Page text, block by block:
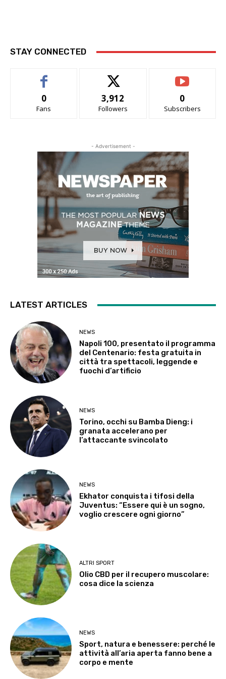
STAY CONNECTED
0
Fans
3,912
Followers
0
Subscribers
- Advertisement -
LATEST ARTICLES
NEWS
Napoli 100, presentato il programma
del Centenario: festa gratuita in
città tra spettacoli, leggende e
fuochi d’artificio
NEWS
Torino, occhi su Bamba Dieng: i
granata accelerano per
l’attaccante svincolato
NEWS
Ekhator conquista i tifosi della
Juventus: “Essere qui è un sogno,
voglio crescere ogni giorno”
ALTRI SPORT
Olio CBD per il recupero muscolare:
cosa dice la scienza
NEWS
Sport, natura e benessere: perché le
attività all’aria aperta fanno bene a
corpo e mente